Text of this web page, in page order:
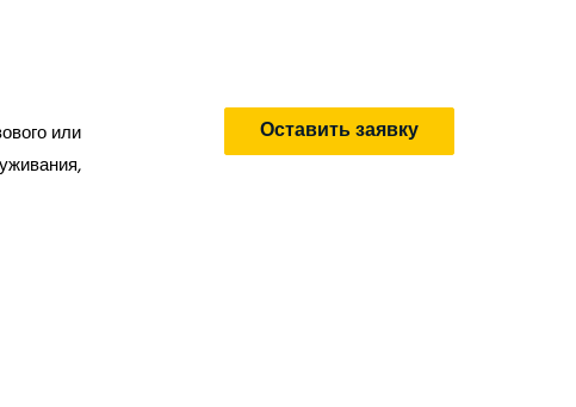
или
Оставить заявку